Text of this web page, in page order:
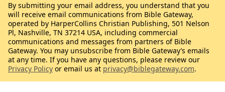
By submitting your email address, you understand that you
will receive email communications from Bible Gateway,
operated by HarperCollins Christian Publishing, 501 Nelson
Pl, Nashville, TN 37214 USA, including commercial
communications and messages from partners of Bible
Gateway. You may unsubscribe from Bible Gateway’s emails
at any time. If you have any questions, please review our
Privacy Policy or email us at privacy@biblegateway.com.